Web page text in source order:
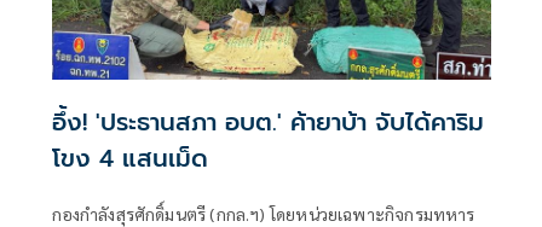
อึ้ง! 'ประธานสภา อบต.' ค้ายาบ้า จับได้คาริม
โขง 4 แสนเม็ด
กองกำลังสุรศักดิ์มนตรี (กกล.ฯ) โดยหน่วยเฉพาะกิจกรมทหาร